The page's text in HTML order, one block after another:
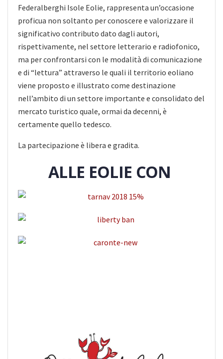
Federalberghi Isole Eolie, rappresenta un’occasione
proficua non soltanto per conoscere e valorizzare il
significativo contributo dato dagli autori,
rispettivamente, nel settore letterario e radiofonico,
ma per confrontarsi con le modalità di comunicazione
e di “lettura” attraverso le quali il territorio eoliano
viene proposto e illustrato come destinazione
nell’ambito di un settore importante e consolidato del
mercato turistico quale, ormai da decenni, è
certamente quello tedesco.
La partecipazione è libera e gradita.
ALLE EOLIE CON